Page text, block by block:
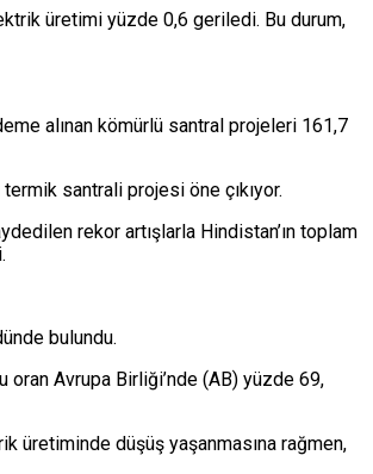
üretimi yüzde 0,6 geriledi. Bu durum,
alınan kömürlü santral projeleri 161,7
santrali projesi öne çıkıyor.
rekor artışlarla Hindistan’ın toplam
bulundu.
oran Avrupa Birliği’nde (AB) yüzde 69,
üretiminde düşüş yaşanmasına rağmen,